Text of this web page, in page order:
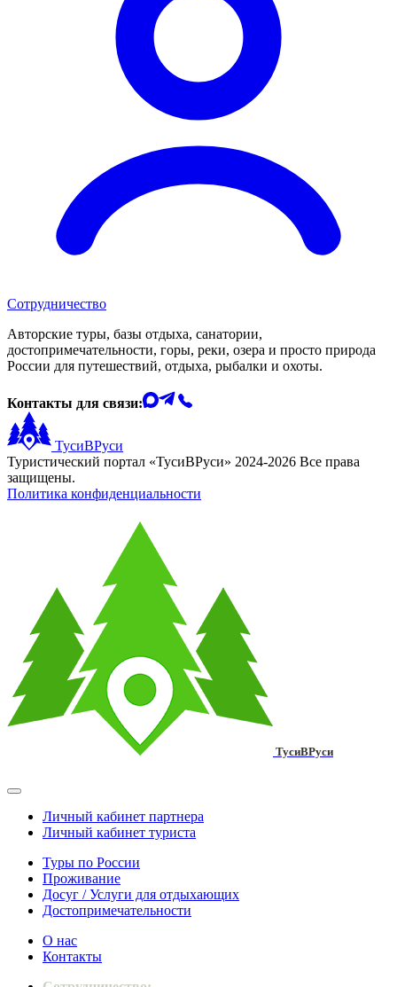
Сотрудничество
Авторские туры, базы отдыха, санатории,
достопримечательности, горы, реки, озера и просто природа
России для путешествий, отдыха, рыбалки и охоты.
Контакты для связи:
ТусиВРуси
Туристический портал «ТусиВРуси» 2024-2026 Все права
защищены.
Политика конфиденциальности
ТусиВРуси
Личный кабинет партнера
Личный кабинет туриста
Туры по России
Проживание
Досуг / Услуги для отдыхающих
Достопримечательности
О нас
Контакты